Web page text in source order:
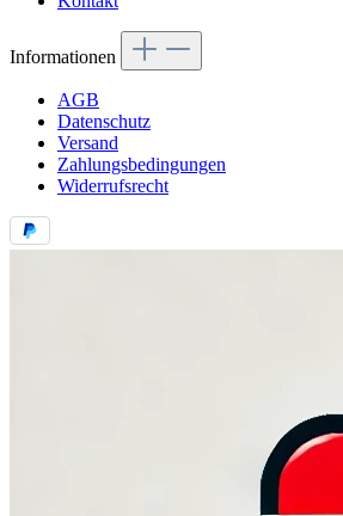
Informationen
AGB
Datenschutz
Versand
Zahlungsbedingungen
Widerrufsrecht